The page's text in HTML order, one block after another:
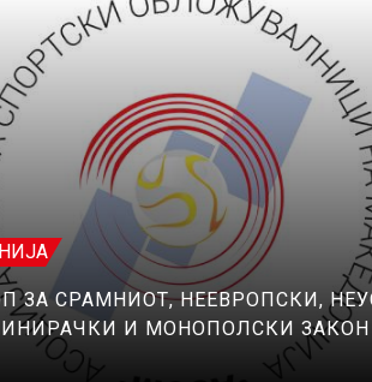
ЗА СРАМНИОТ, НЕЕВРОПСКИ,
И МОНОПОЛСКИ ЗАКОН